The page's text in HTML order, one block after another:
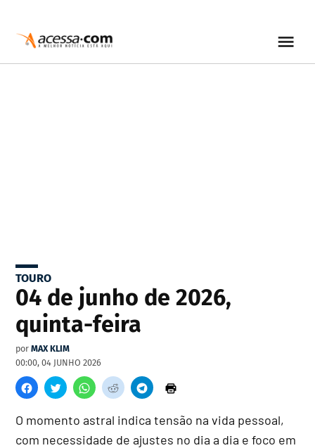
TOURO
04 de junho de 2026,
quinta-feira
por MAX KLIM
00:00, 04 JUNHO 2026
O momento astral indica tensão na vida pessoal,
com necessidade de ajustes no dia a dia e foco em